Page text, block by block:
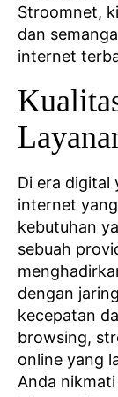
Stroomnet,
dan
internet
Di era digital
internet
kebutuhan
sebuah
dengan
kecepatan
browsing,
online yang
Anda